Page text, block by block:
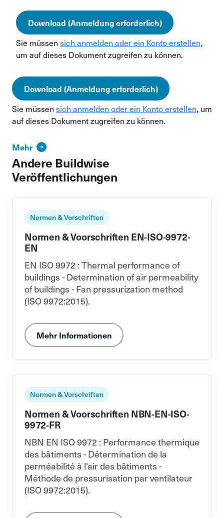
Download (Anmeldung erforderlich)
Sie müssen sich anmelden oder ein Konto erstellen,
um auf dieses Dokument zugreifen zu können.
Download (Anmeldung erforderlich)
Sie müssen sich anmelden oder ein Konto erstellen, um
auf dieses Dokument zugreifen zu können.
Mehr
Andere Buildwise
Veröffentlichungen
Normen & Vorschriften
Normen & Voorschriften EN-ISO-9972-
EN
EN ISO 9972 : Thermal performance of
buildings - Determination of air permeability
of buildings - Fan pressurization method
(ISO 9972:2015).
Mehr Informationen
Normen & Vorschriften
Normen & Voorschriften NBN-EN-ISO-
9972-FR
NBN EN ISO 9972 : Performance thermique
des bâtiments - Détermination de la
perméabilité à l'air des bâtiments -
Méthode de pressurisation par ventilateur
(ISO 9972:2015).